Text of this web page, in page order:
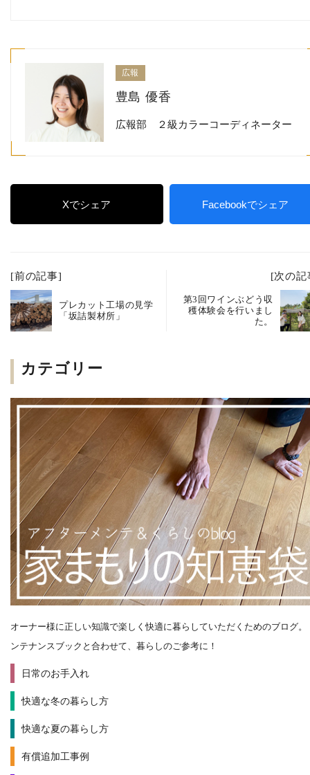
広報
豊島 優香
広報部 ２級カラーコーディネーター
Xでシェア Facebookでシェア
[前の記事]
プレカット工場の見学
「坂詰製材所」
[次の記
第3回ワインぶどう収
穫体験会を行いまし
た。
カテゴリー
オーナー様に正しい知識で楽しく快適に暮らしていただくためのブログ。
ンテナンスブックと合わせて、暮らしのご参考に！
日常のお手入れ
快適な冬の暮らし方
快適な夏の暮らし方
有償追加工事例